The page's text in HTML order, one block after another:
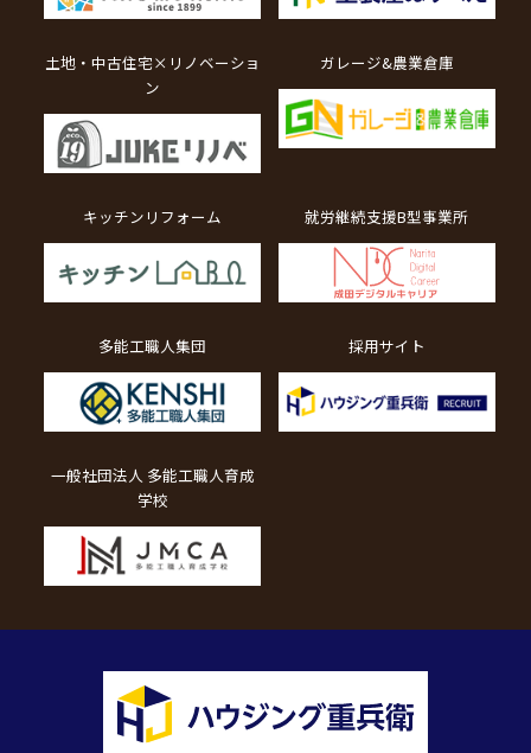
土地・中古住宅×リノベーショ
ン
ガレージ&農業倉庫
キッチンリフォーム 就労継続支援B型事業所
多能工職人集団 採用サイト
一般社団法人 多能工職人育成
学校